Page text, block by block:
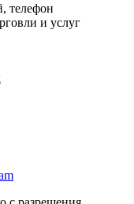
телефон
и услуг